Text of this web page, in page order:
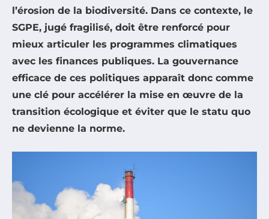
l’érosion de la biodiversité. Dans ce contexte, le
SGPE, jugé fragilisé, doit être renforcé pour
mieux articuler les programmes climatiques
avec les finances publiques. La gouvernance
efficace de ces politiques apparaît donc comme
une clé pour accélérer la mise en œuvre de la
transition écologique et éviter que le statu quo
ne devienne la norme.